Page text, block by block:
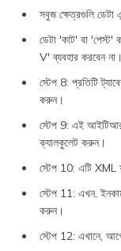
সবুজ ক্ষেত্রগুলি ডেটা
ডেটা 'কাট' বা
V' ব্যবহার করবেন না।
স্টেপ 8: প্রতিটি
করুন।
স্টেপ 9: এই আইটিআর
ক্যালকুলেট করুন।
স্টেপ 10: এটি XML
স্টেপ 11: এখন, ইনকাম
করুন।
স্টেপ 12: এখানে,